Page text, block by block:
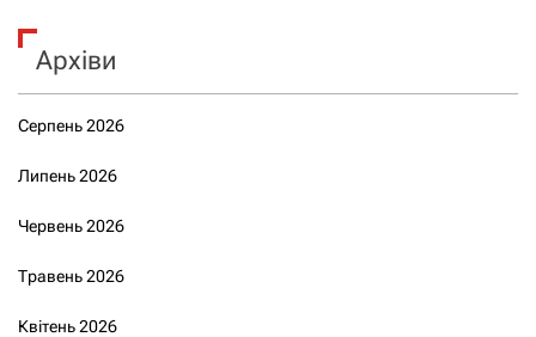
Архіви
Серпень 2026
Липень 2026
Червень 2026
Травень 2026
Квітень 2026